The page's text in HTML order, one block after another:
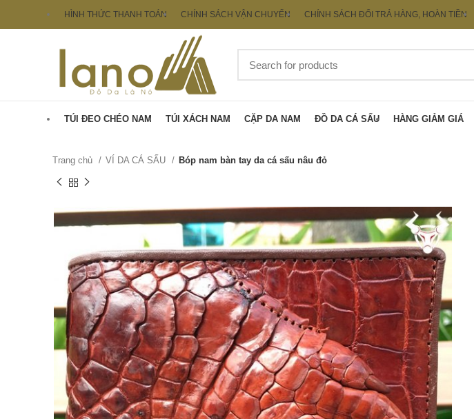
HÌNH THỨC THANH TOÁN CHÍNH SÁCH VẬN CHUYỂN CHÍNH SÁCH ĐỔI TRẢ HÀNG, HOÀN TIỀN
TÚI ĐEO CHÉO NAM TÚI XÁCH NAM CẶP DA NAM ĐỒ DA CÁ SẤU HÀNG GIẢM GIÁ
Trang chủ VÍ DA CÁ SẤU Bóp nam bàn tay da cá sấu nâu đỏ